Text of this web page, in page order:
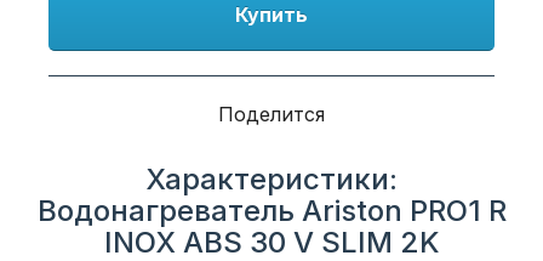
Купить
Поделится
Характеристики:
Водонагреватель Ariston PRO1 R
INOX ABS 30 V SLIM 2K